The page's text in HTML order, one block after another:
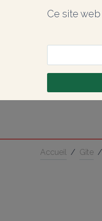
Ce site
Accueil / Gîte /